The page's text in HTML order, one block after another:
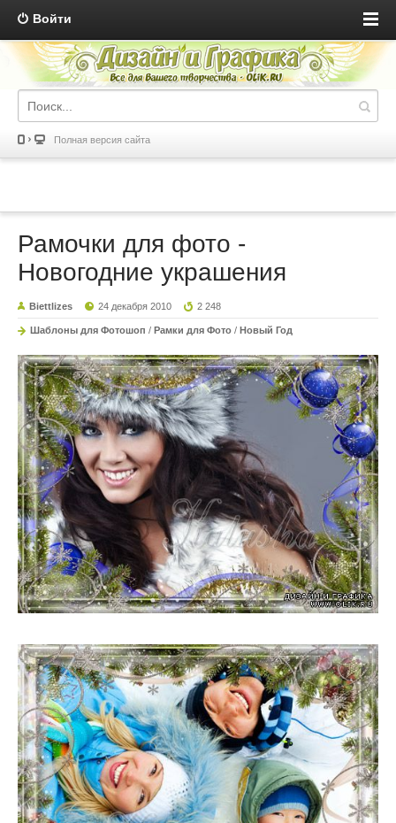
Войти
Полная версия сайта
Рамочки для фото -
Новогодние украшения
Biettlizes 24 декабря 2010 2 248
Шаблоны для Фотошоп / Рамки для Фото / Новый Год